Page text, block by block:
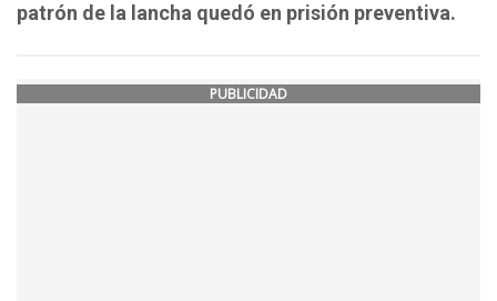
patrón de la lancha quedó en prisión preventiva.
PUBLICIDAD